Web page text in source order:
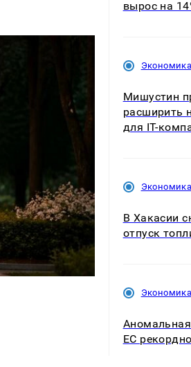
вырос на
Экономика
Мишустин
расширить
для IT-
Экономика
В Хакасии
отпуск
Экономика
ЕС